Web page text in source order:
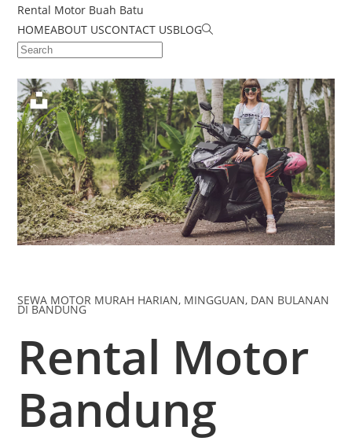
Rental Motor Buah Batu
HOMEABOUT USCONTACT USBLOG
SEWA MOTOR MURAH HARIAN, MINGGUAN, DAN BULANAN
DI BANDUNG
Rental Motor
Bandung